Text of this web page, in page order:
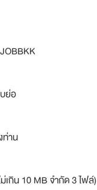
ย่อ
ท่าน
เกิน 10 MB จำกัด 3 ไฟล์)